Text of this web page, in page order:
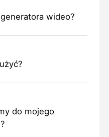
wideo?
do mojego